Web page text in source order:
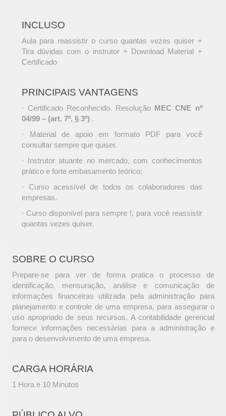
INCLUSO
Aula para reassistir o curso quantas vezes quiser +
Tira dúvidas com o instrutor + Download Material +
Certificado
PRINCIPAIS VANTAGENS
· Certificado Reconhecido. Resolução MEC CNE nº
04/99 – (art. 7º, § 3º) .
· Material de apoio em formato PDF para você
consultar sempre que quiser.
· Instrutor atuante no mercado, com conhecimentos
prático e forte embasamento teórico;
· Curso acessível de todos os colaboradores das
empresas.
· Curso disponível para sempre !, para você reassistir
quantas vezes quiser.
SOBRE O CURSO
Prepare-se para ver de forma pratica o processo de
identificação, mensuração, análise e comunicação de
informações financeiras utilizada pela administração para
planejamento e controle de uma empresa, para assegurar o
uso apropriado de seus recursos. A contabilidade gerencial
fornece informações necessárias para a administração e
para o desenvolvimento de uma empresa.
CARGA HORÁRIA
1 Hora e 10 Minutos